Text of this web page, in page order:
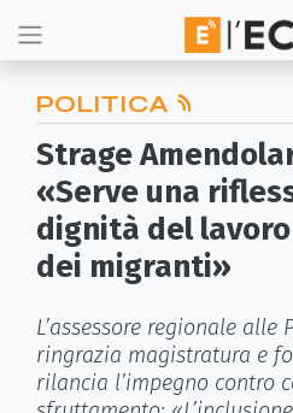
POLITICA
Strage
«Serve una
dignità del
dei migranti»
L’assessore regionale alle
ringrazia magistratura e
rilancia l’impegno contro